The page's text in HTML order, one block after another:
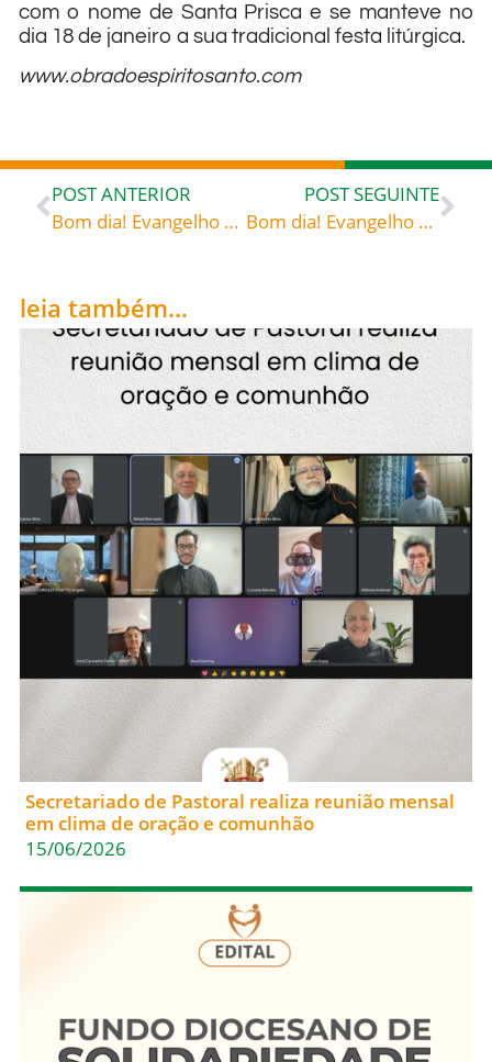
com o nome de Santa Prisca e se manteve no
dia 18 de janeiro a sua tradicional festa litúrgica.
www.obradoespiritosanto.com
POST ANTERIOR
Bom dia! Evangelho de 17 de janeiro de 2023: «O sábado foi feito para o homem e não o homem para o sábado» – Bento XVI papa de 2005 a 2013 Exortação apostólica Sacramentum caritatis, 74 (trad © Libreria Editrice Vaticana)
POST SEGUINTE
Bom dia! Evangelho de 18 de janeiro de 2023: Cristo cura a paralisia dos nossos membros e do nosso coração – São Pedro Crisólogo (c. 406-450) bispo de Ravena, doutor da Igreja Homilia sobre o mistério da encarnação, 148 ; PL 52, 596 (trad. breviário, rev.)
leia também...
Secretariado de Pastoral realiza reunião mensal
em clima de oração e comunhão
15/06/2026